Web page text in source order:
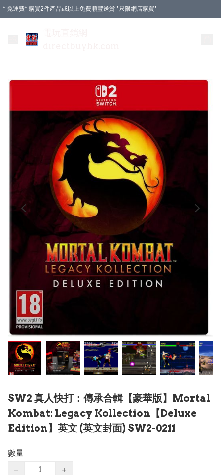
* 免運費* 購買2件產品或以上免費順豐送貨 *只限網店購買*
SW2 真人快打：傳承合輯【豪華版】Mortal
Kombat: Legacy Kollection【Deluxe
Edition】英文 (英文封面) SW2-0211
數量
−
+